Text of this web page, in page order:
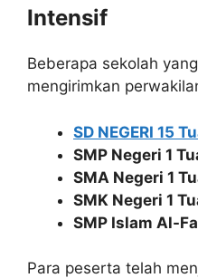
Intensif
Beberapa sekolah
mengirimkan
SD NEGERI 15
SMP Negeri 1
SMA Negeri 1
SMK Negeri 1
SMP Islam Al-
Para peserta telah